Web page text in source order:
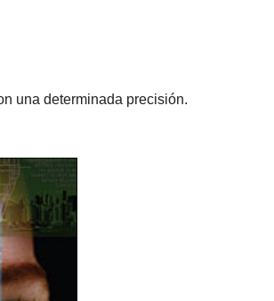
una determinada precisión.